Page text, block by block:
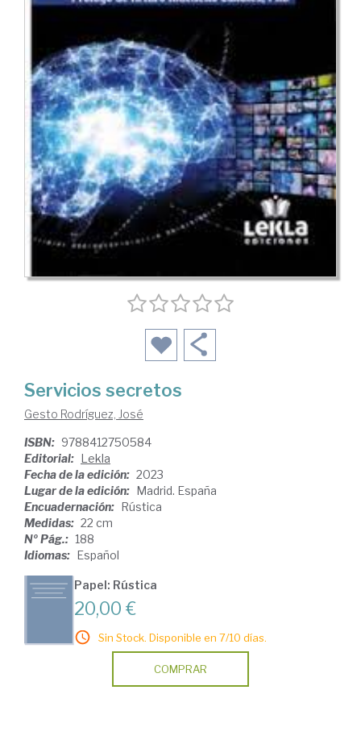
Servicios secretos
Gesto Rodríguez, José
ISBN: 9788412750584
Editorial: Lekla
Fecha de la edición: 2023
Lugar de la edición: Madrid. España
Encuadernación: Rústica
Medidas: 22 cm
Nº Pág.: 188
Idiomas: Español
Papel: Rústica
20,00 €
Sin Stock. Disponible en 7/10 días.
COMPRAR